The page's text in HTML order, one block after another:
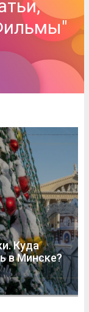
Куда
в Минске?